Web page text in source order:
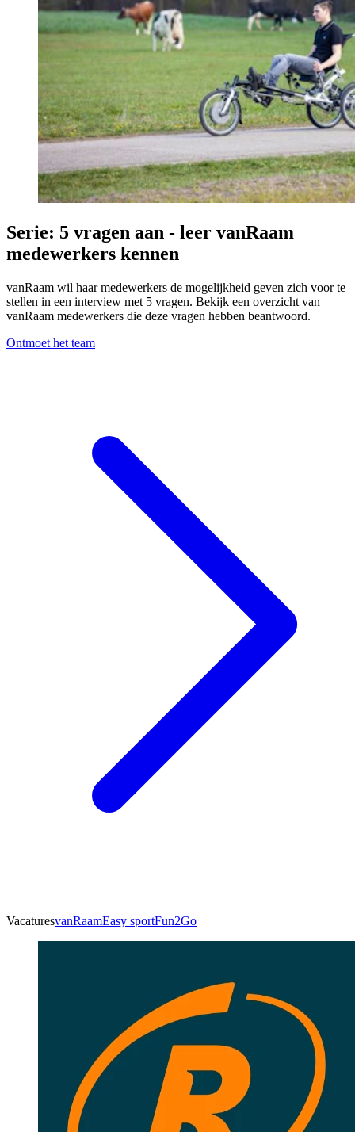
Serie: 5 vragen aan - leer vanRaam
medewerkers kennen
vanRaam wil haar medewerkers de mogelijkheid geven zich voor te
stellen in een interview met 5 vragen. Bekijk een overzicht van
vanRaam medewerkers die deze vragen hebben beantwoord.
Ontmoet het team
VacaturesvanRaamEasy sportFun2Go